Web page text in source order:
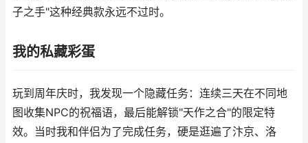
子之手"这种经典款永远不过时。
我的私藏彩蛋
玩到周年庆时，我发现一个隐藏任务：连续三天在不同地
图收集NPC的祝福语，最后能解锁"天作之合"的限定特
效。当时我和伴侣为了完成任务，硬是逛遍了汴京、洛